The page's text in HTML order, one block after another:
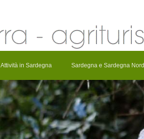
Attività in Sardegna Sardegna e Sardegna Nord